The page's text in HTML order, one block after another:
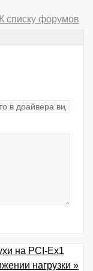
К списку форумов
на PCI-Ex1
нагрузки »